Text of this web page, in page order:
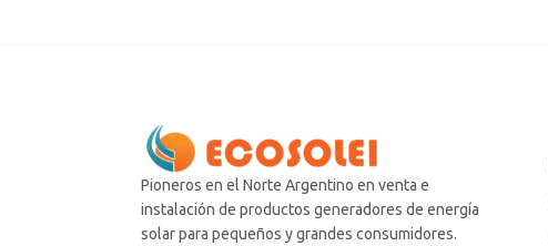
Pioneros en el Norte Argentino en venta e
instalación de productos generadores de energía
solar para pequeños y grandes consumidores.